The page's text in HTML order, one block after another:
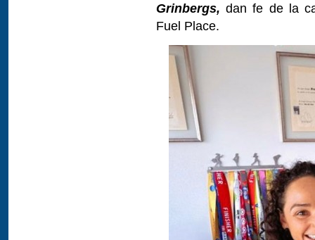
Grinbergs, dan fe de la
Fuel Place.